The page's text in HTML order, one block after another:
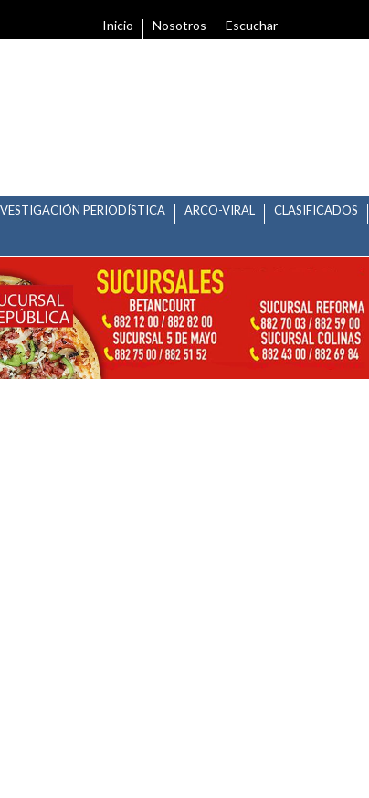
Inicio Nosotros Escuchar
PERIODÍSTICA ARCO-VIRAL
CLASIFICADOS
FED. DIST 1